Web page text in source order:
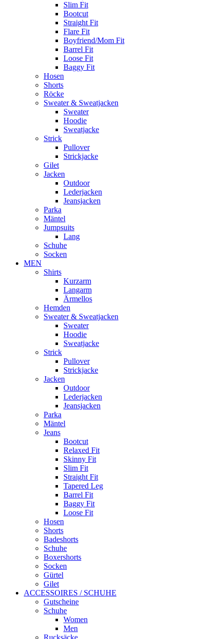
Slim Fit
Bootcut
Straight Fit
Flare Fit
Boyfriend/Mom Fit
Barrel Fit
Loose Fit
Baggy Fit
Hosen
Shorts
Röcke
Sweater & Sweatjacken
Sweater
Hoodie
Sweatjacke
Strick
Pullover
Strickjacke
Gilet
Jacken
Outdoor
Lederjacken
Jeansjacken
Parka
Mäntel
Jumpsuits
Lang
Schuhe
Socken
MEN
Shirts
Kurzarm
Langarm
Ärmellos
Hemden
Sweater & Sweatjacken
Sweater
Hoodie
Sweatjacke
Strick
Pullover
Strickjacke
Jacken
Outdoor
Lederjacken
Jeansjacken
Parka
Mäntel
Jeans
Bootcut
Relaxed Fit
Skinny Fit
Slim Fit
Straight Fit
Tapered Leg
Barrel Fit
Baggy Fit
Loose Fit
Hosen
Shorts
Badeshorts
Schuhe
Boxershorts
Socken
Gürtel
Gilet
ACCESSOIRES / SCHUHE
Gutscheine
Schuhe
Women
Men
Rucksäcke